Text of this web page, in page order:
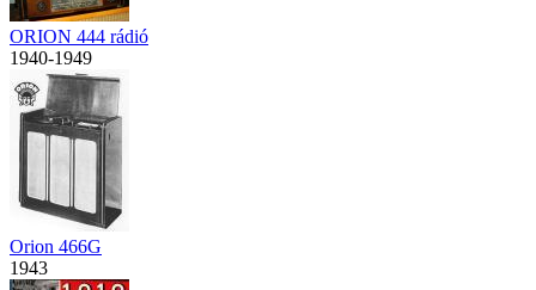
ORION 444 rádió
1940-1949
Orion 466G
1943